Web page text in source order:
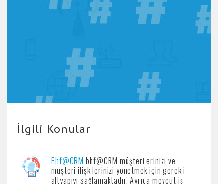
İlgili Konular
Bhf@CRM bhf@CRM müşterilerinizi ve
müşteri ilişkilerinizi yönetmek için gerekli
altyapıyı sağlamaktadır. Ayrıca mevcut iş